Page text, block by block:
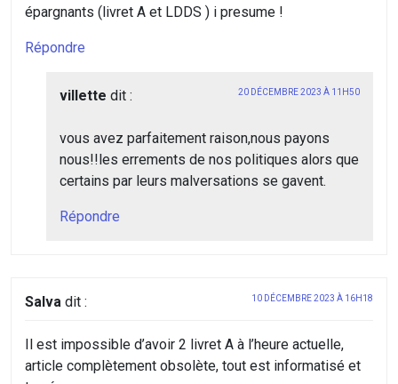
épargnants (livret A et LDDS ) i presume !
Répondre
villette dit : 20 DÉCEMBRE 2023 À 11H50
vous avez parfaitement raison,nous payons
nous!!les errements de nos politiques alors que
certains par leurs malversations se gavent.
Répondre
Salva dit : 10 DÉCEMBRE 2023 À 16H18
Il est impossible d’avoir 2 livret A à l’heure actuelle,
article complètement obsolète, tout est informatisé et